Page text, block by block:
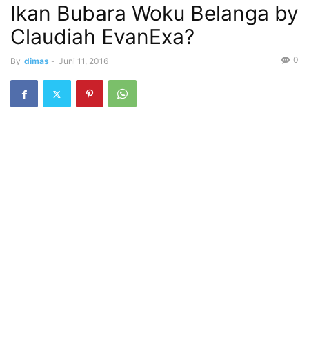
Ikan Bubara Woku Belanga by
Claudiah EvanExa?
By dimas - Juni 11, 2016 0